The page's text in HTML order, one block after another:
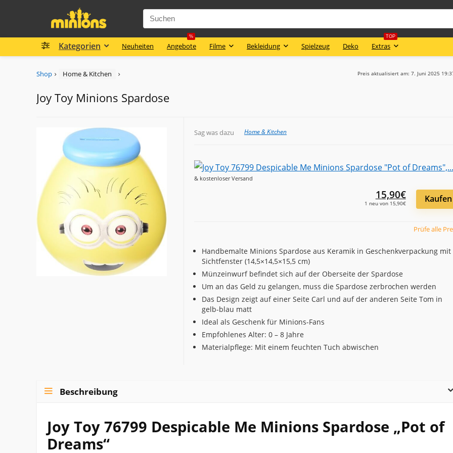
Kategorien Neuheiten Angebote
%
Filme Bekleidung Spielzeug Deko Extras
TOP
Preis aktualisiert am: 7. Juni 2025
Shop Home & Kitchen
Joy Toy Minions Spardose
Sag was dazu Home & Kitchen
& kostenloser Versand
Kaufen
15,90€
1 neu von 15,90€
Prüfe alle
Handbemalte Minions Spardose aus Keramik in Geschenkverpackung mit
Sichtfenster (14,5×14,5×15,5 cm)
Münzeinwurf befindet sich auf der Oberseite der Spardose
Um an das Geld zu gelangen, muss die Spardose zerbrochen werden
Das Design zeigt auf einer Seite Carl und auf der anderen Seite Tom in
gelb-blau matt
Ideal als Geschenk für Minions-Fans
Empfohlenes Alter: 0 – 8 Jahre
Materialpflege: Mit einem feuchten Tuch abwischen
Beschreibung
Joy Toy 76799 Despicable Me Minions Spardose „Pot of
Dreams“